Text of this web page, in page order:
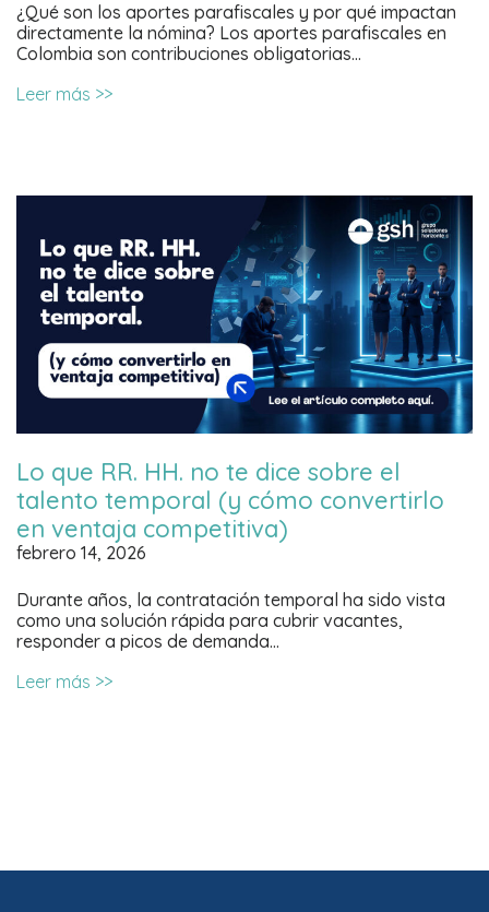
¿Qué son los aportes parafiscales y por qué impactan
directamente la nómina? Los aportes parafiscales en
Colombia son contribuciones obligatorias…
Leer más >>
Lo que RR. HH. no te dice sobre el
talento temporal (y cómo convertirlo
en ventaja competitiva)
febrero 14, 2026
Durante años, la contratación temporal ha sido vista
como una solución rápida para cubrir vacantes,
responder a picos de demanda…
Leer más >>